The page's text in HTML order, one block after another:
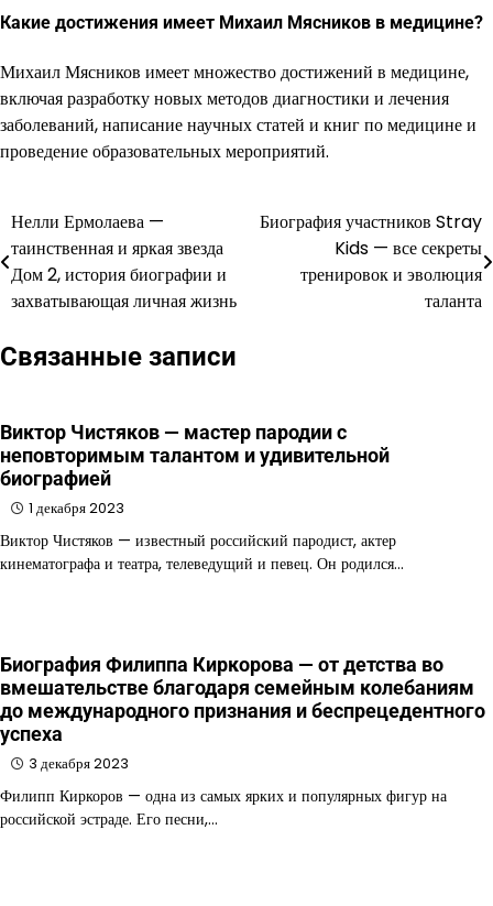
Какие достижения имеет Михаил Мясников в медицине?
Михаил Мясников имеет множество достижений в медицине,
включая разработку новых методов диагностики и лечения
заболеваний, написание научных статей и книг по медицине и
проведение образовательных мероприятий.
Навигация
по
записям
Нелли Ермолаева —
таинственная и яркая звезда
Дом 2, история биографии и
захватывающая личная жизнь
Биография участников Stray
Kids — все секреты
тренировок и эволюция
таланта
Связанные записи
Виктор Чистяков — мастер пародии с
неповторимым талантом и удивительной
биографией
1 декабря 2023
Виктор Чистяков — известный российский пародист, актер
кинематографа и театра, телеведущий и певец. Он родился…
Биография Филиппа Киркорова — от детства во
вмешательстве благодаря семейным колебаниям
до международного признания и беспрецедентного
успеха
3 декабря 2023
Филипп Киркоров — одна из самых ярких и популярных фигур на
российской эстраде. Его песни,…